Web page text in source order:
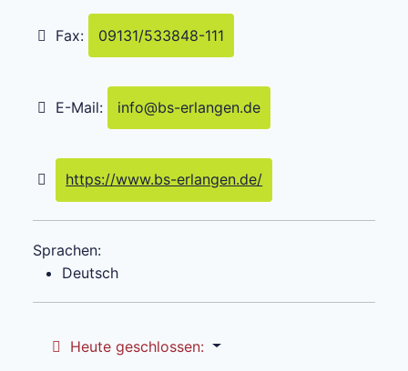
Fax: 09131/533848-111
E-Mail: info@bs-erlangen.de
https://www.bs-erlangen.de/
Sprachen:
Deutsch
Heute geschlossen: